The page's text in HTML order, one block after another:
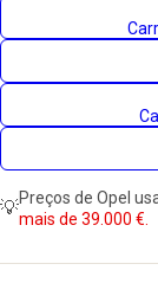
💡Preços de Opel
mais de 39.000 €.